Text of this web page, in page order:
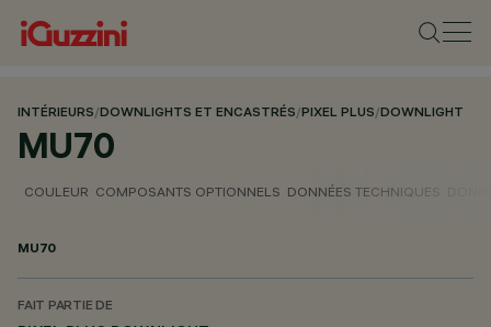
INTÉRIEURS/DOWNLIGHTS ET ENCASTRÉS/PIXEL PLUS/DOWNLIGHT
MU70
COULEUR COMPOSANTS OPTIONNELS DONNÉES TECHNIQUES
MU70
FAIT PARTIE DE